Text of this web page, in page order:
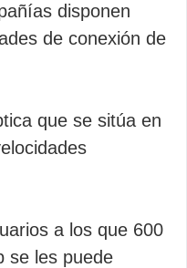
disponen
de conexión de
que se sitúa en
a los que 600
se les puede